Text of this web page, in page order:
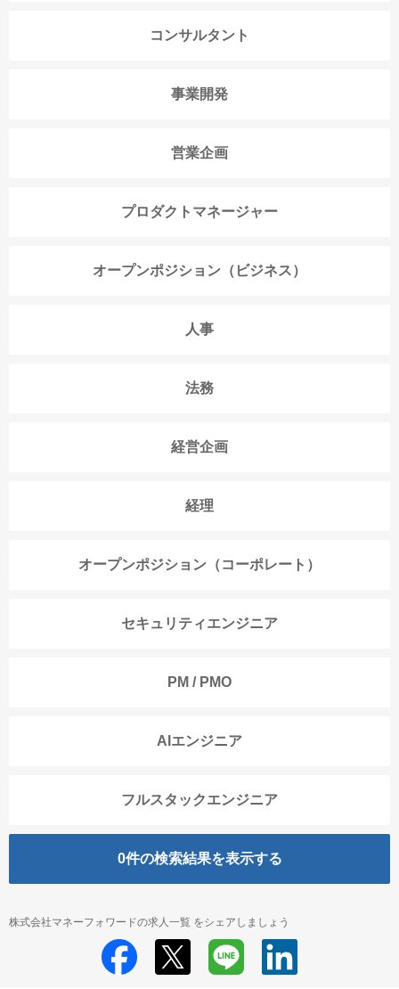
コンサルタント
事業開発
営業企画
プロダクトマネージャー
オープンポジション（ビジネス）
人事
法務
経営企画
経理
オープンポジション（コーポレート）
セキュリティエンジニア
PM / PMO
AIエンジニア
フルスタックエンジニア
0件の検索結果を表示する
株式会社マネーフォワードの求人一覧 をシェアしましょう